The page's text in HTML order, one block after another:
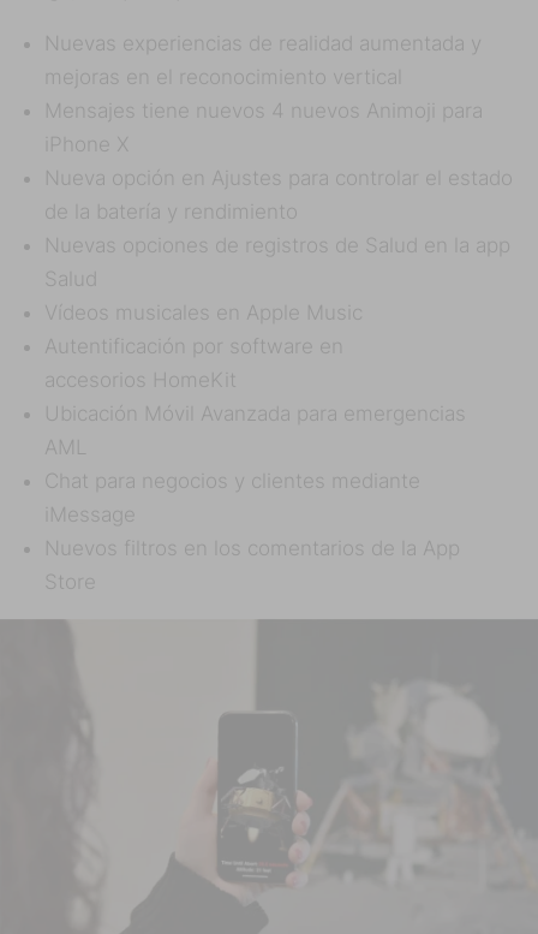
Nuevas experiencias de realidad aumentada y
mejoras en el reconocimiento vertical
Mensajes tiene nuevos 4 nuevos Animoji para
iPhone X
Nueva opción en Ajustes para controlar el estado
de la batería y rendimiento
Nuevas opciones de registros de Salud en la app
Salud
Vídeos musicales en Apple Music
Autentificación por software en
accesorios HomeKit
Ubicación Móvil Avanzada para emergencias
AML
Chat para negocios y clientes mediante
iMessage
Nuevos filtros en los comentarios de la App
Store